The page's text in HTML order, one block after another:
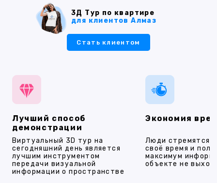
3Д Тур по квартире
для клиентов Алмаз
Стать клиентом
Лучший способ
демонстрации
Виртуальный 3D тур на
сегодняшний день является
лучшим инструментом
передачи визуальной
информации о пространстве
Экономия
Люди стремятся
своё время и
максимум
объекте не